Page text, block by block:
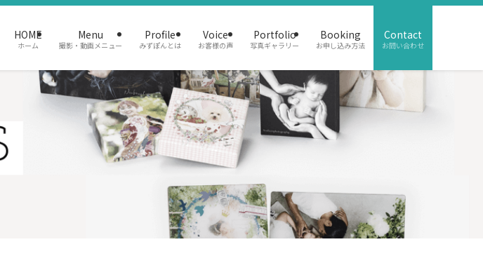
HOME
ホーム
Menu
撮影・動画メニュー
Profile
みずぽんとは
Voice
お客様の声
Portfolio
写真ギャラリー
Booking
お申し込み方法
Contact
お問い合わせ